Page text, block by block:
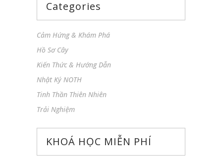
Categories
Cảm Hứng & Khám Phá
Hồ Sơ Cây
Kiến Thức & Hướng Dẫn
Nhật Ký NOTH
Tinh Thần Thiên Nhiên
Trải Nghiệm
KHOÁ HỌC MIỄN PHÍ